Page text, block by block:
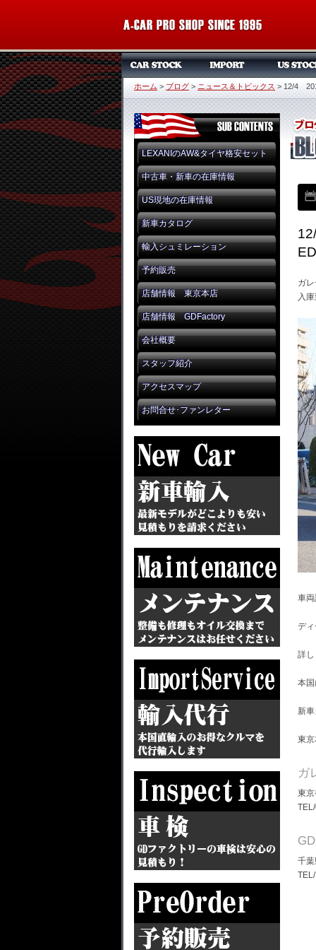
ホーム > ブログ > ニュース＆トピックス > 12/4
LEXANIのAW&タイヤ格安セット
中古車・新車の在庫情報
US現地の在庫情報
新車カタログ
輸入シュミレーション
予約販売
店舗情報 東京本店
店舗情報 GDFactory
会社概要
スタッフ紹介
アクセスマップ
お問合せ･ファンレター
ガ
入
車
デ
詳
本
新
東
ガ
東
千